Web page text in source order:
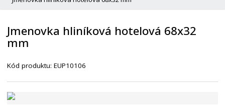
a
t
í
s
r
Jmenovka hliníková hotelová 68x32
mm
Kód produktu:EUP10106